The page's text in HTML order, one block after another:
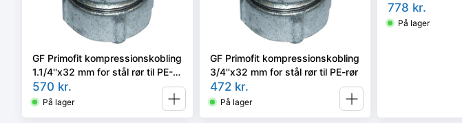
GF Primofit kompressionskobling
1.1/4''x32 mm for stål rør til PE-
rør
570 kr.
På lager
GF Primofit kompressionskobling
3/4''x32 mm for stål rør til PE-rør
472 kr.
På lager
rør
778 kr.
På lager